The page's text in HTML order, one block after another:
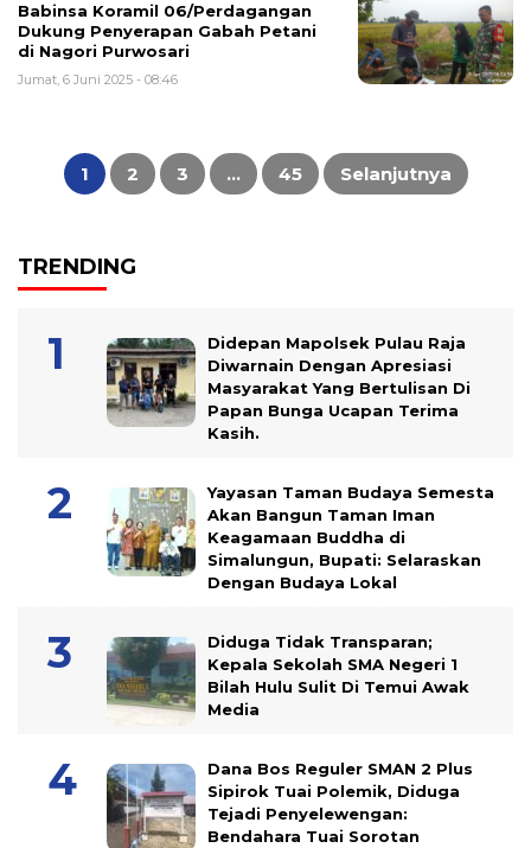
Babinsa Koramil 06/Perdagangan
Dukung Penyerapan Gabah Petani
di Nagori Purwosari
Jumat, 6 Juni 2025 - 08:46
Paginasi
pos
1 2 3 … 45 Selanjutnya
TRENDING
Didepan Mapolsek Pulau Raja
Diwarnain Dengan Apresiasi
Masyarakat Yang Bertulisan Di
Papan Bunga Ucapan Terima
Kasih.
Yayasan Taman Budaya Semesta
Akan Bangun Taman Iman
Keagamaan Buddha di
Simalungun, Bupati: Selaraskan
Dengan Budaya Lokal
Diduga Tidak Transparan;
Kepala Sekolah SMA Negeri 1
Bilah Hulu Sulit Di Temui Awak
Media
Dana Bos Reguler SMAN 2 Plus
Sipirok Tuai Polemik, Diduga
Tejadi Penyelewengan:
Bendahara Tuai Sorotan